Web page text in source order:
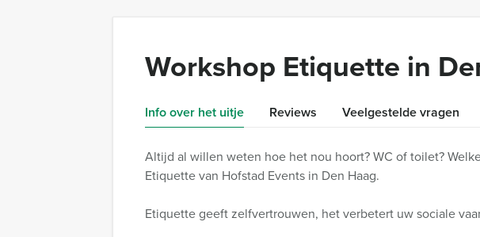
Workshop Etiquette in
Info over het uitje Reviews Veelgestelde vragen
Altijd al willen weten hoe het nou hoort? WC of toilet?
Etiquette van Hofstad Events in Den Haag.
Etiquette geeft zelfvertrouwen, het verbetert uw sociale